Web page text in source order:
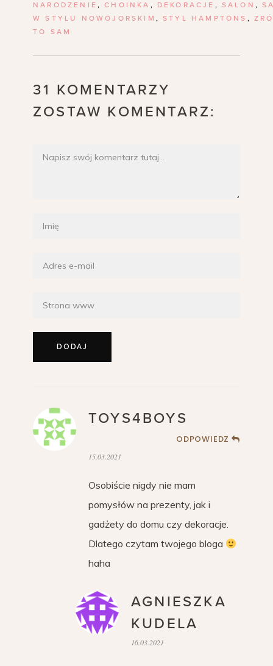
NARODZENIE , CHOINKA , DEKORACJE , SALON ,
W STYLU NOWOJORSKIM , STYL HAMPTONS ,
TO SAM
31 KOMENTARZY
ZOSTAW KOMENTARZ:
TOYS4BOYS
ODPOWIEDZ
15.03.2021
Osobiście nigdy nie mam
pomysłów na prezenty, jak i
gadżety do domu czy dekoracje.
Dlatego czytam twojego bloga
haha
AGNIESZKA
KUDELA
16.03.2021